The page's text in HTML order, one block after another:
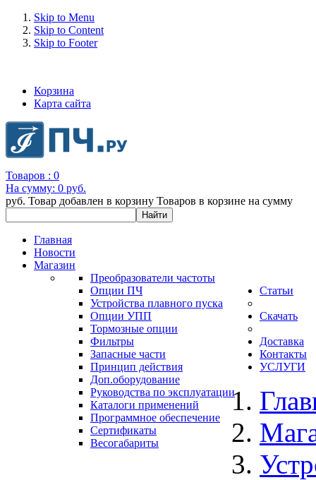
Skip to Menu
Skip to Content
Skip to Footer
Корзина
Карта сайта
Товаров : 0
На сумму: 0 руб.
руб. Товар добавлен в корзину Товаров в корзине на сумму
Главная
Новости
Магазин
Преобразователи частоты
Опции ПЧ
Устройства плавного пуска
Опции УПП
Тормозные опции
Фильтры
Запасные части
Статьи
Принцип действия
Доп.оборудование
Скачать
Руководства по эксплуатации
Каталоги применений
Программное обеспечение
Сертификаты
Весогабариты
Доставка
Контакты
УСЛУГИ